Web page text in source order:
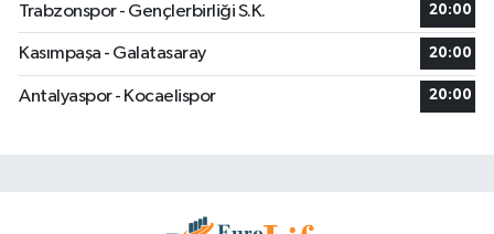
Trabzonspor - Gençlerbirliği S.K. 20:00
Kasımpaşa - Galatasaray 20:00
Antalyaspor - Kocaelispor 20:00